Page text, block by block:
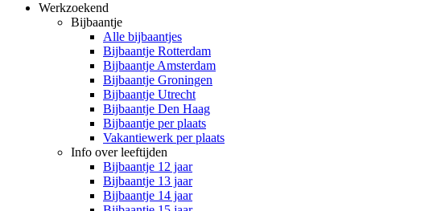
Werkzoekend
Bijbaantje
Alle bijbaantjes
Bijbaantje Rotterdam
Bijbaantje Amsterdam
Bijbaantje Groningen
Bijbaantje Utrecht
Bijbaantje Den Haag
Bijbaantje per plaats
Vakantiewerk per plaats
Info over leeftijden
Bijbaantje 12 jaar
Bijbaantje 13 jaar
Bijbaantje 14 jaar